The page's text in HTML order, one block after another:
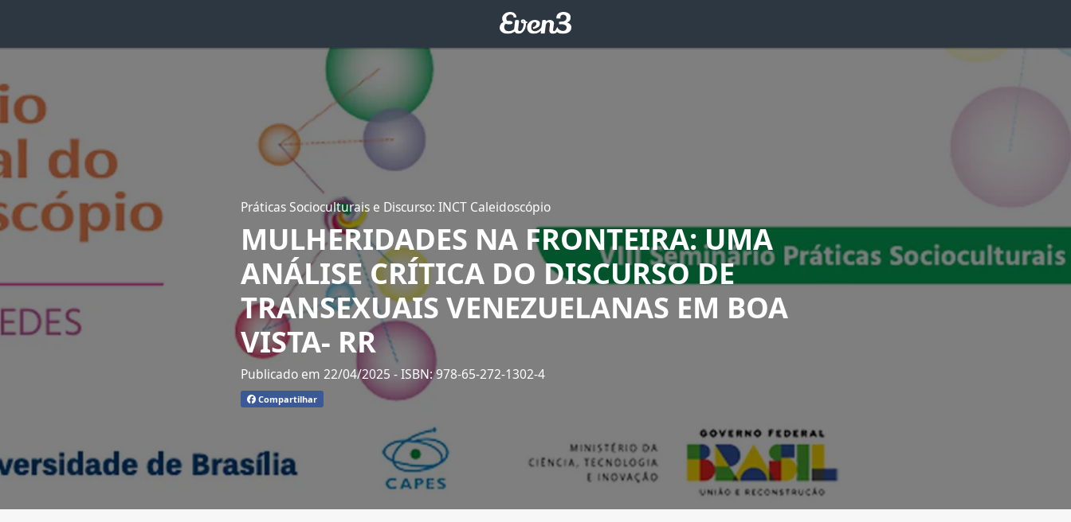
Práticas Socioculturais e Discurso: INCT Caleidoscópio
MULHERIDADES NA FRONTEIRA: UMA
ANÁLISE CRÍTICA DO DISCURSO DE
TRANSEXUAIS VENEZUELANAS EM BOA
VISTA- RR
Publicado em 22/04/2025- ISBN: 978-65-272-1302-4
Compartilhar